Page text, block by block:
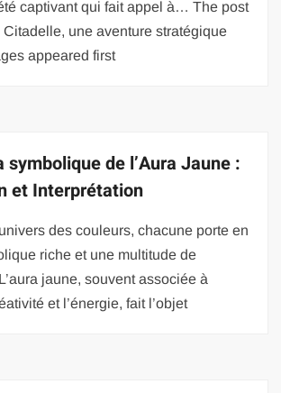
captivant qui fait appel à… The post
une aventure stratégique
appeared first
symbolique de l’Aura Jaune :
et Interprétation
des couleurs, chacune porte en
riche et une multitude de
jaune, souvent associée à
et l’énergie, fait l’objet